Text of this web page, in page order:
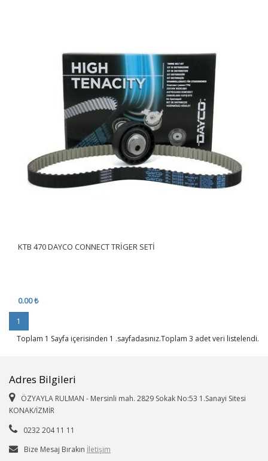
KTB 470 DAYCO CONNECT TRİGER SETİ
0.00 ₺
1
Toplam 1 Sayfa içerisinden 1 .sayfadasınız.Toplam 3 adet veri listelendi.
Adres Bilgileri
ÖZYAYLA RULMAN - Mersinli mah. 2829 Sokak No:53 1.Sanayi Sitesi
KONAK/İZMİR
0232 204 11 11
Bize Mesaj Bırakın İletişim